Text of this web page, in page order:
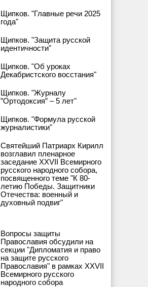
Щипков. "Главные речи 2025
года"
Щипков. "Защита русской
идентичности"
Щипков. "Об уроках
Декабристского восстания"
Щипков. "Журналу
”Ортодоксия” – 5 лет"
Щипков. "Формула русской
журналистики"
Святейший Патриарх Кирилл
возглавил пленарное
заседание XXVII Всемирного
русского народного собора,
посвященного теме "К 80-
летию Победы. Защитники
Отечества: военный и
духовный подвиг"
Вопросы защиты
Православия обсудили на
секции "Дипломатия и право
на защите русского
Православия" в рамках XXVII
Всемирного русского
народного собора